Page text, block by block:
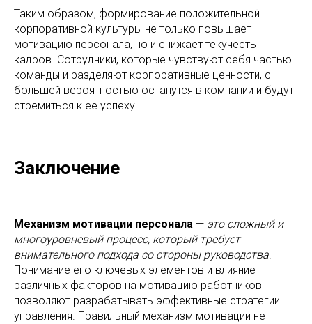
Таким образом, формирование положительной
корпоративной культуры не только повышает
мотивацию персонала, но и снижает текучесть
кадров. Сотрудники, которые чувствуют себя частью
команды и разделяют корпоративные ценности, с
большей вероятностью останутся в компании и будут
стремиться к ее успеху.
Заключение
Механизм мотивации персонала — это сложный и
многоуровневый процесс, который требует
внимательного подхода со стороны руководства.
Понимание его ключевых элементов и влияние
различных факторов на мотивацию работников
позволяют разрабатывать эффективные стратегии
управления. Правильный механизм мотивации не